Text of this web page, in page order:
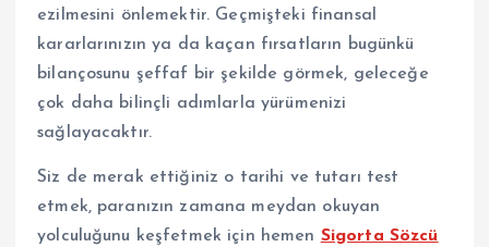
ezilmesini önlemektir. Geçmişteki finansal
kararlarınızın ya da kaçan fırsatların bugünkü
bilançosunu şeffaf bir şekilde görmek, geleceğe
çok daha bilinçli adımlarla yürümenizi
sağlayacaktır.
Siz de merak ettiğiniz o tarihi ve tutarı test
etmek, paranızın zamana meydan okuyan
yolculuğunu keşfetmek için hemen Sigorta Sözcü